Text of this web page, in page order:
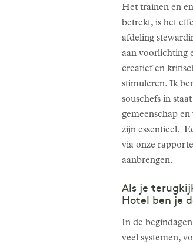
Het trainen en
betrekt, is het
afdeling
aan voorlichting
creatief en
stimuleren. Ik
souschefs in
gemeenschap
zijn essentieel.
via onze
aanbrengen.
Als je
Hotel ben je
In de
veel systemen,